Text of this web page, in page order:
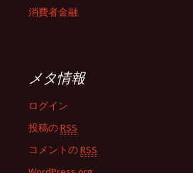
消費者金融
メタ情報
ログイン
投稿のRSS
コメントのRSS